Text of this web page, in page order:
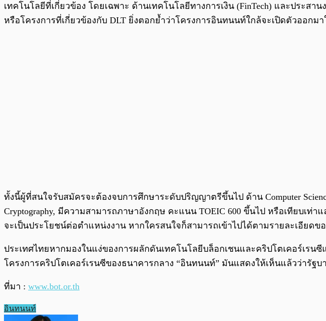
เทคโนโลยีที่เกี่ยวข้อง โดยเฉพาะ ด้านเทคโนโลยีทางการเงิน (FinTech) และประ
หรือโครงการที่เกี่ยวข้องกับ DLT ยิ่งตอกย้ำว่าโครงการอินทนนท์ใกล้จะเปิดตัวออกมา
ทั้งนี้ผู้ที่สนใจรับสมัครจะต้องจบการศึกษาระดับปริญญาตรีขึ้นไป ด้าน Computer
Cryptography, มีความสามารถภาษาอังกฤษ คะแนน TOEIC 600 ขึ้นไป หรือเทียบเท่
จะเป็นประโยชน์ต่อตำแหน่งงาน หากใครสนใจก็สามารถเข้าไปได้ตามรายละเอียดข
ประเทศไทยหากมองในแง่ของการผลักดันเทคโนโลยีบล็อกเชนและคริปโตเคอร์เร
โครงการคริปโตเคอร์เรนซีของธนาคารกลาง “อินทนนท์” มันแสดงให้เห็นแล้วว่ารั
ที่มา : www.bot.or.th
อินทนนท์